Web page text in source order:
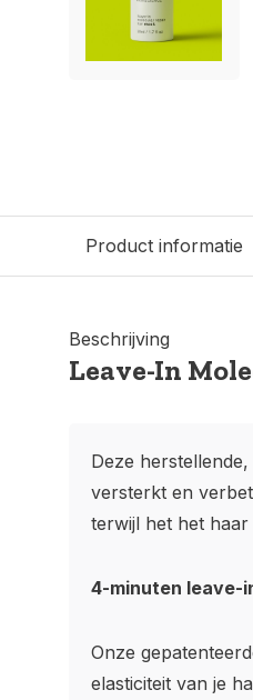
Product informatie
Beschrijving
Leave-In
Deze
versterkt en
terwijl het het
4-minuten leave-
Onze
elasticiteit van je